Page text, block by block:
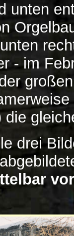
unten
- im
die
drei